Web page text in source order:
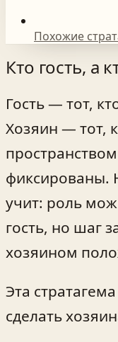
Похожие
Кто гость, а
Гость — тот,
Хозяин — тот,
фиксированы.
учит: роль
гость, но шаг
хозяином
Эта
сделать